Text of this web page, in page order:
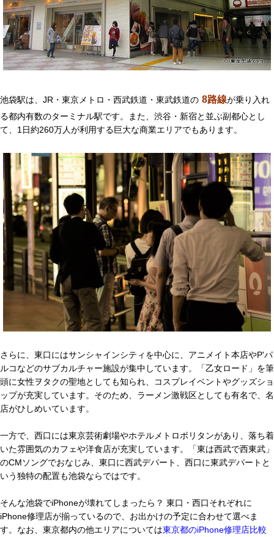
池袋駅は、JR・東京メトロ・西武鉄道・東武鉄道の 8路線が乗り入れ
る都内有数のターミナル駅です。また、渋谷・新宿と並ぶ副都心とし
て、1日約260万人が利用する巨大な商業エリアでもあります。
さらに、東口にはサンシャインシティを中心に、アニメイト本店やP'パ
ルコなどのサブカルチャー施設が集中しています。「乙女ロード」を筆
頭に女性ヲタクの聖地としても知られ、コスプレイベントやグッズショ
ップが充実しています。そのため、ラーメン激戦区としても有名で、名
店がひしめいています。
一方で、西口には東京芸術劇場やホテルメトロポリタンがあり、落ち着
いた雰囲気のカフェや洋食店が充実しています。「東は西武で西東武」
のCMソングでおなじみ、東口に西武デパート、西口に東武デパートと
いう独特の配置も池袋ならではです。
そんな池袋でiPhoneが壊れてしまったら？ 東口・西口それぞれに
iPhone修理店が揃っているので、お出かけの予定に合わせて選べま
す。なお、東京都内の他エリアについては東京都のiPhone修理店比較